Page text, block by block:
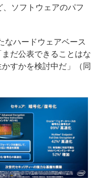
ソフトウェアのパフ
ハードウェアベース
だ公表できることはな
すかを検討中だ」（同